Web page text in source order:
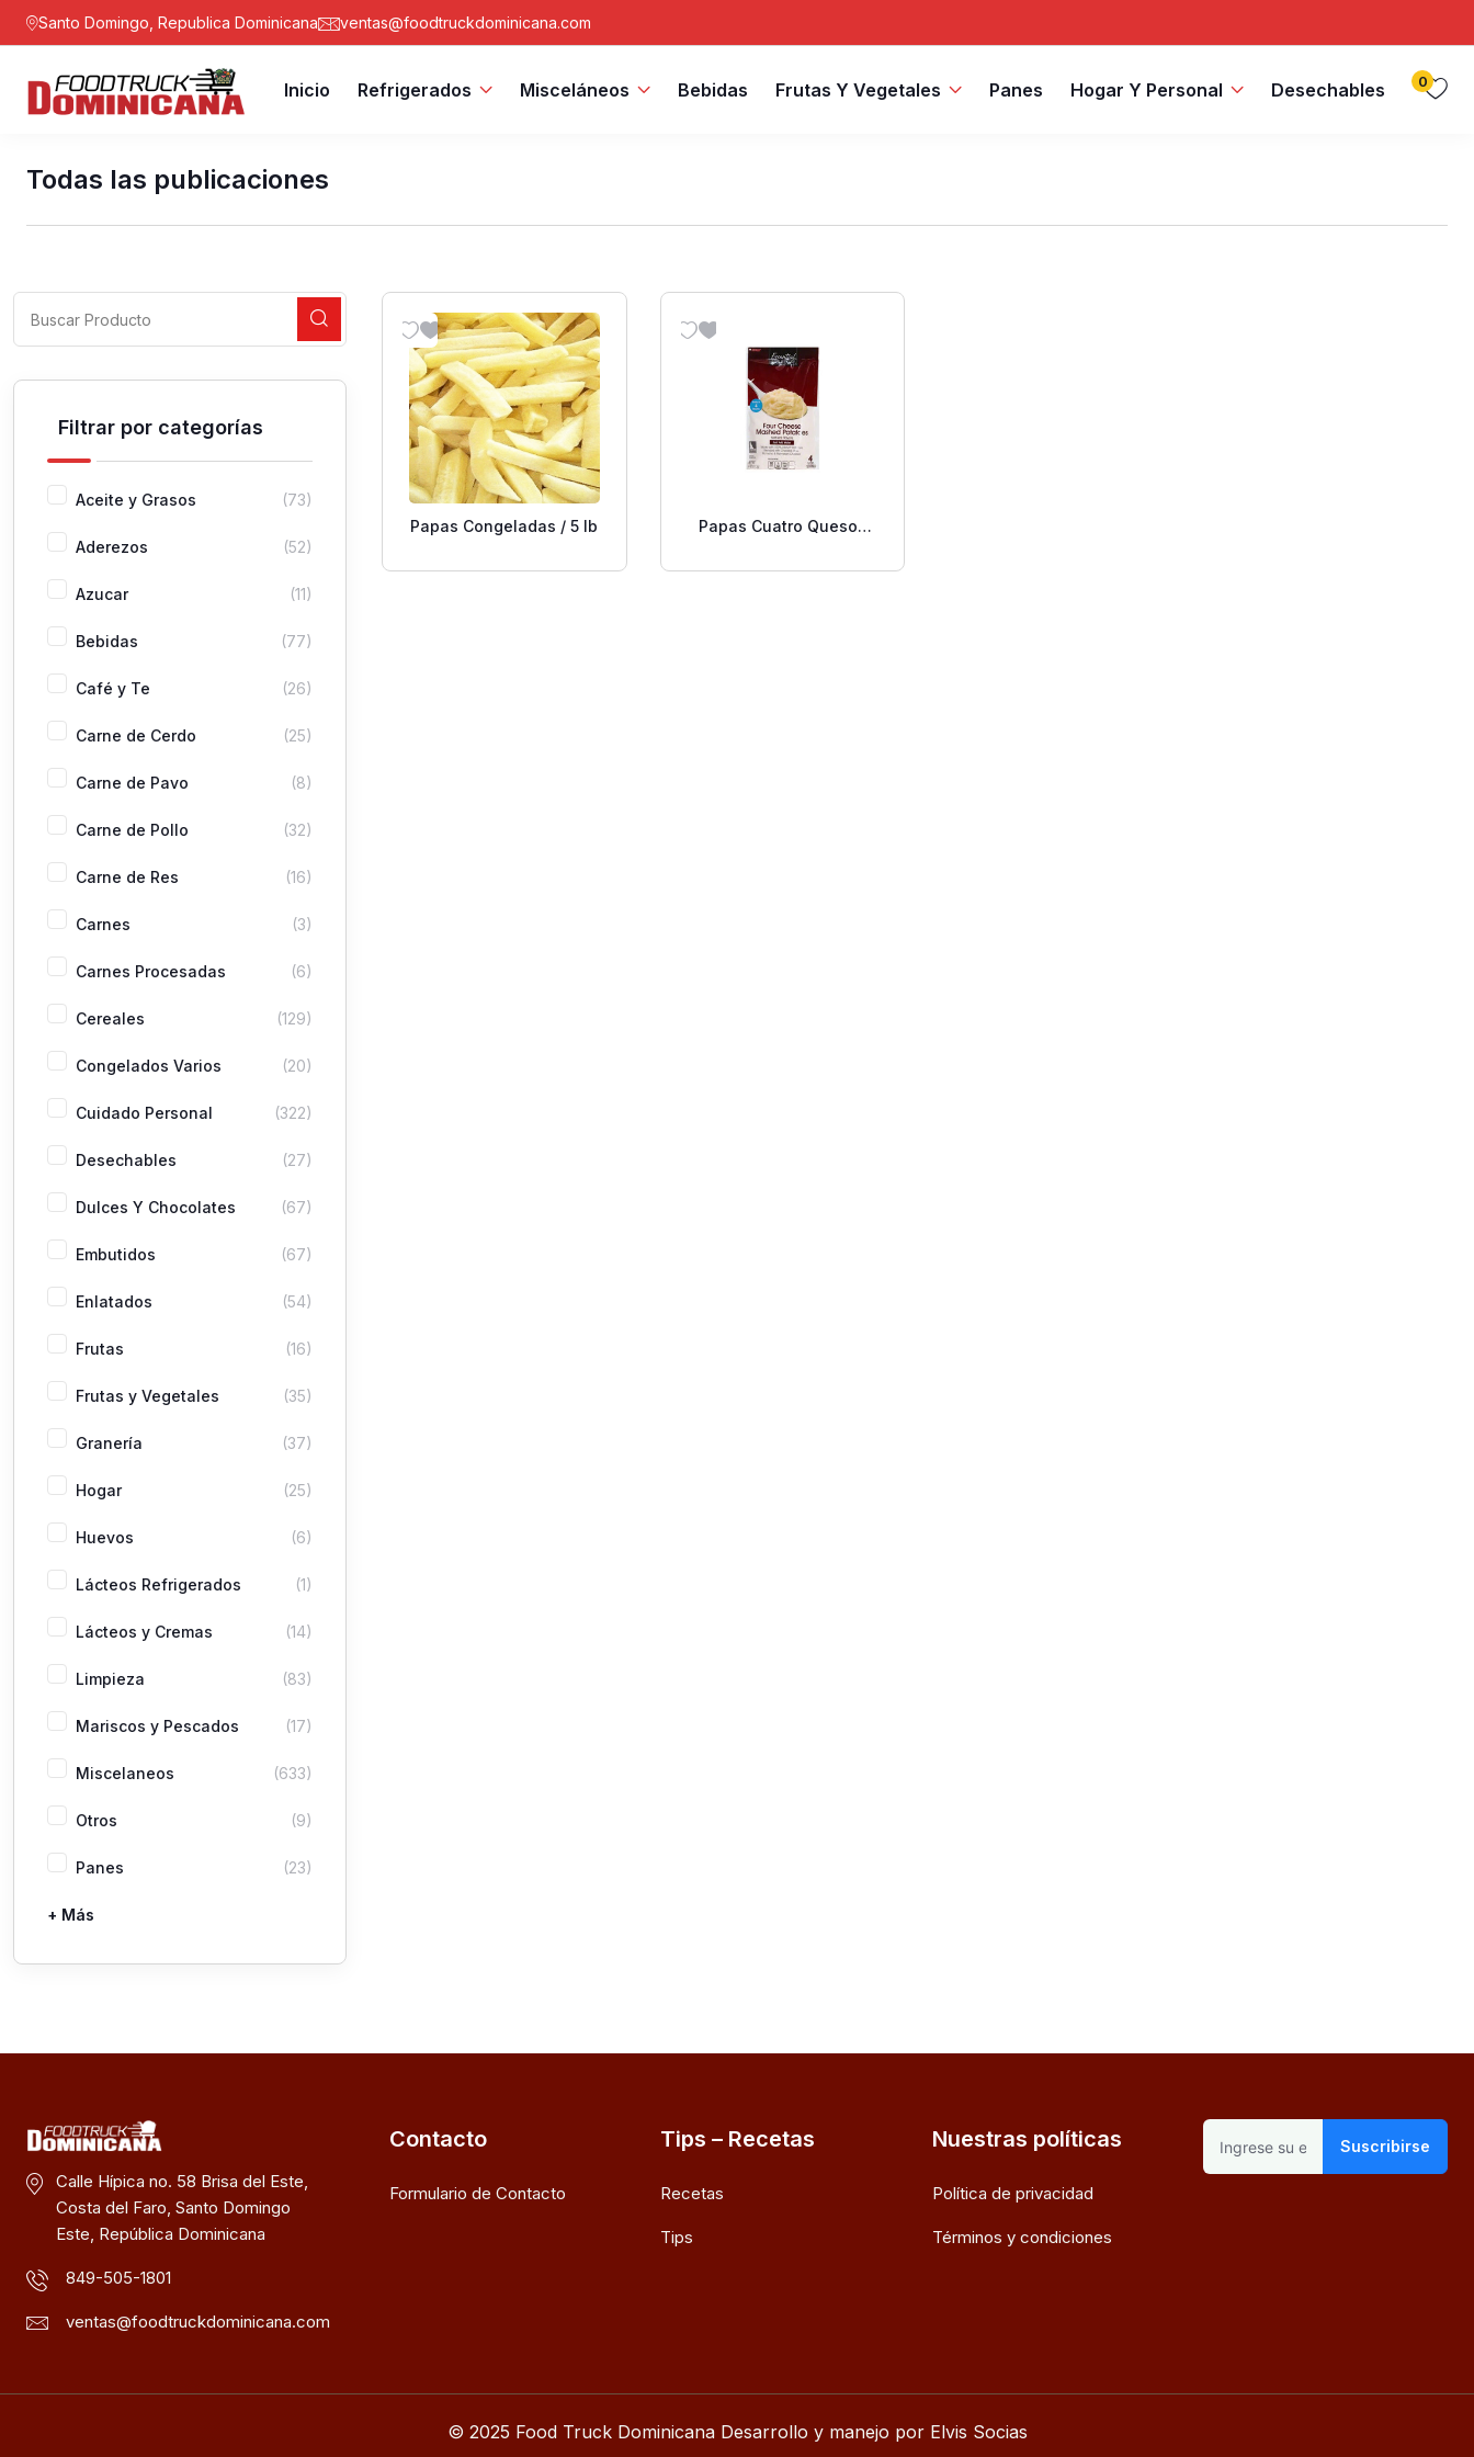
Santo Domingo, Republica Dominicana ventas@foodtruckdominicana.com
Inicio Refrigerados Misceláneos Bebidas Frutas Y Vegetales Panes Hogar Y Personal Desechables 0
Todas las publicaciones
Filtrar por categorías
Aceite y Grasos (73)
Aderezos (52)
Azucar (11)
Bebidas (77)
Café y Te (26)
Carne de Cerdo (25)
Carne de Pavo (8)
Carne de Pollo (32)
Carne de Res (16)
Carnes (3)
Carnes Procesadas (6)
Cereales (129)
Congelados Varios (20)
Cuidado Personal (322)
Desechables (27)
Dulces Y Chocolates (67)
Embutidos (67)
Enlatados (54)
Frutas (16)
Frutas y Vegetales (35)
Granería (37)
Hogar (25)
Huevos (6)
Lácteos Refrigerados (1)
Lácteos y Cremas (14)
Limpieza (83)
Mariscos y Pescados (17)
Miscelaneos (633)
Otros (9)
Panes (23)
Pastas
Picaderas
Sazones y Salsas
Vegetales
+ Más
Papas Congeladas / 5 lb
Papas Cuatro Quesos
Calle Hípica no. 58 Brisa del Este,
Costa del Faro, Santo Domingo
Este, República Dominicana
849-505-1801
ventas@foodtruckdominicana.com
Contacto
Formulario de Contacto
Tips – Recetas
Recetas
Tips
Nuestras políticas
Política de privacidad
Términos y condiciones
Suscribirse
© 2025 Food Truck Dominicana Desarrollo y manejo por Elvis Socias